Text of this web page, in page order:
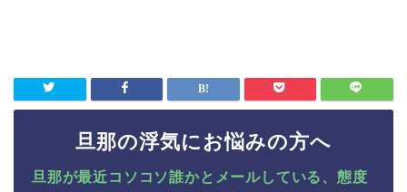
旦那の浮気にお悩みの方へ
旦那が最近コソコソ誰かとメールしている、態度